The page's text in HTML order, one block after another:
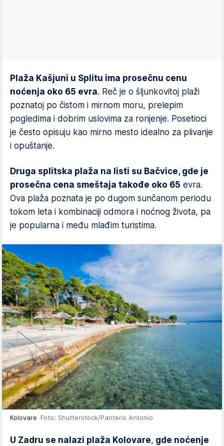
Plaža Kašjuni u Splitu ima prosečnu cenu
noćenja oko 65 evra. Reč je o šljunkovitoj plaži
poznatoj po čistom i mirnom moru, prelepim
pogledima i dobrim uslovima za ronjenje. Posetioci
je često opisuju kao mirno mesto idealno za plivanje
i opuštanje.
Druga splitska plaža na listi su Bačvice, gde je
prosečna cena smeštaja takođe oko 65 evra.
Ova plaža poznata je po dugom sunčanom periodu
tokom leta i kombinaciji odmora i noćnog života, pa
je popularna i među mlađim turistima.
Kolovare Foto: Shutterstock/Panteris Antonio
U Zadru se nalazi plaža Kolovare, gde noćenje